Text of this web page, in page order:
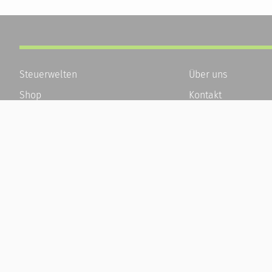
Steuerwelten
Shop
Über uns
Kontakt